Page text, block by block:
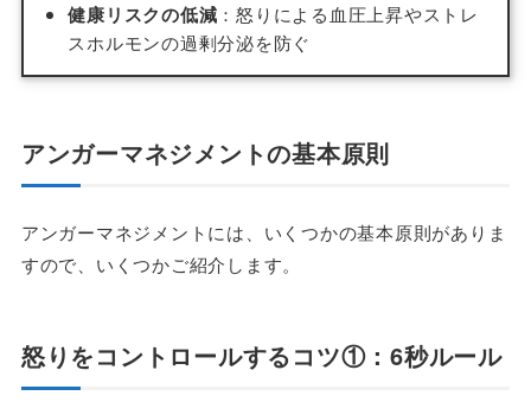
健康リスクの低減 ：怒りによる血圧上昇やストレ
スホルモンの過剰分泌を防ぐ
アンガーマネジメントの基本原則
アンガーマネジメントには、いくつかの基本原則がありま
すので、いくつかご紹介します。
怒りをコントロールするコツ①：6秒ルール